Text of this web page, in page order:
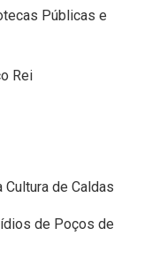
Públicas e
Rei
de Caldas
de Poços de